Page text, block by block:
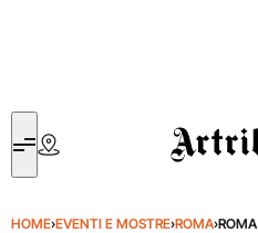
Artribune
HOME›EVENTI E MOSTRE›ROMA›ROMA